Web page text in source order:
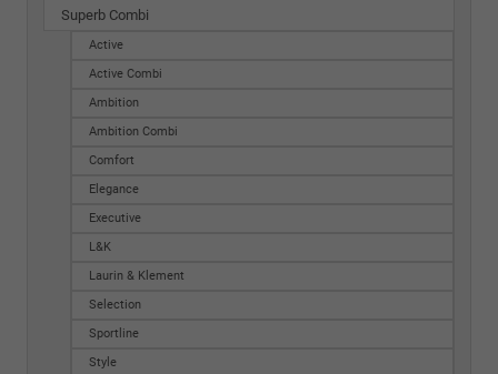
Superb Combi
Active
Active Combi
Ambition
Ambition Combi
Comfort
Elegance
Executive
L&K
Laurin & Klement
Selection
Sportline
Style